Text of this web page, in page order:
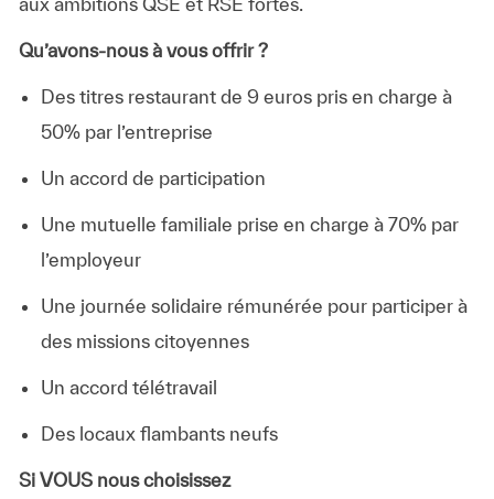
Qu’avons-nous à vous offrir ?
Des titres restaurant de 9 euros pris en charge à
50% par l’entreprise
Un accord de participation
Une mutuelle familiale prise en charge à 70% par
l’employeur
Une journée solidaire rémunérée pour participer à
des missions citoyennes
Un accord télétravail
Des locaux flambants neufs
Si VOUS nous choisissez